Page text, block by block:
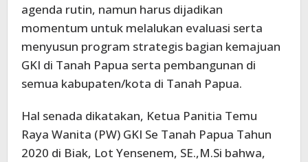
agenda rutin, namun harus dijadikan
momentum untuk melalukan evaluasi serta
menyusun program strategis bagian kemajuan
GKI di Tanah Papua serta pembangunan di
semua kabupaten/kota di Tanah Papua.
Hal senada dikatakan, Ketua Panitia Temu
Raya Wanita (PW) GKI Se Tanah Papua Tahun
2020 di Biak, Lot Yensenem, SE.,M.Si bahwa,